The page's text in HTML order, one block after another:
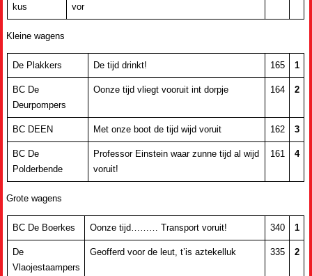
kus
vor
Kleine wagens
De Plakkers De tijd drinkt! 165 1
BC De
Deurpompers
Oonze tijd vliegt vooruit int dorpje 164 2
BC DEEN Met onze boot de tijd wijd voruit 162 3
BC De
Polderbende
Professor Einstein waar zunne tijd al wijd
voruit!
161 4
Grote wagens
BC De Boerkes Oonze tijd……… Transport voruit! 340 1
De
Vlaojestaampers
Geofferd voor de leut, t’is aztekelluk 335 2